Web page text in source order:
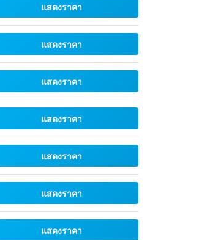
แสดงราคา
แสดงราคา
แสดงราคา
แสดงราคา
แสดงราคา
แสดงราคา
แสดงราคา